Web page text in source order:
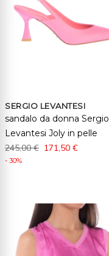
SERGIO LEVANTESI
sandalo da donna Sergio
Levantesi Joly in pelle
245,00 € 171,50 €
- 30%